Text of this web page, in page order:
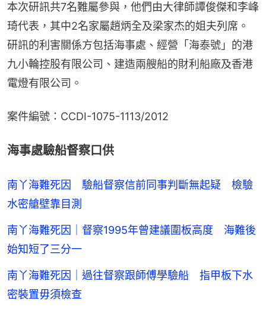
本次研訊共7名難屬參與，他們由大律師譚俊傑和李峰
琦代表，其中2名家屬趙炳全及梁家杰的姐夫列席。
研訊的利害關係方包括海事處、經營「海泰號」的港
九小輪控股有限公司、建造兩艘船的財利船廠及香港
電燈有限公司。
案件編號：CCDI-1075-1113/2012
海事處驗船督察口供
南丫海難死因 驗船督察信前同事判斷無起疑 檢驗
水密艙壁靠目測
南丫海難死因｜督察1995年曾建議圍板高度 海難後
始知短了三分一
南丫海難死因｜過往督察跟師傅學驗船 指甲板下水
密裝置毋須檢查